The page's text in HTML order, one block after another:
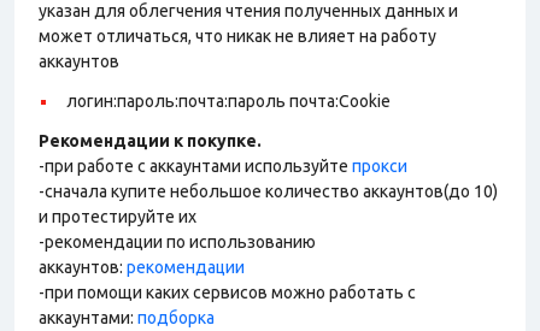
указан для облегчения чтения полученных данных и
может отличаться, что никак не влияет на работу
аккаунтов
логин:пароль:почта:пароль почта:Cookie
Рекомендации к покупке.
-при работе с аккаунтами используйте прокси
-сначала купите небольшое количество аккаунтов(до 10)
и протестируйте их
-рекомендации по использованию
аккаунтов: рекомендации
-при помощи каких сервисов можно работать с
аккаунтами: подборка